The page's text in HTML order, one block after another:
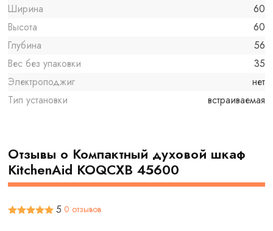
Ширина
60
Высота
60
Глубина
56
Вес без упаковки
35
Электроподжиг
нет
Тип установки
встраиваемая
Отзывы о Компактный духовой шкаф
KitchenAid KOQCXB 45600
5 0 отзывов